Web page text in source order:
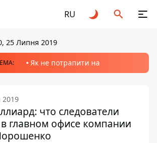
RU
25 Липня 2019
Як не потрапити на
2019
что следователи
главном офисе компании